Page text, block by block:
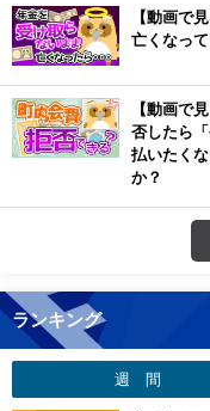
【動画で
亡くなっ
【動画で
否したら
払いたく
か？
ランキング
週 間